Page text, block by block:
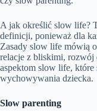
A jak określić slow life?
definicji, ponieważ dla
Zasady slow life mówią
relacje z bliskimi,
aspektom slow life, które
wychowywania dziecka.
Slow parenting